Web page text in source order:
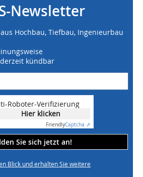
Newsletter
Hochbau, Tiefbau, Ingenieurbau
kündbar
Roboter-Verifizierung
Hier klicken
FriendlyCaptcha ⇗
Sie sich jetzt an!
Blick und erhalten Sie weitere